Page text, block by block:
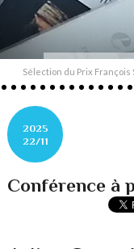
Sélection du Prix François
2025
22/11
Conférence à